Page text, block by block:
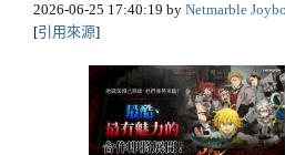
2026-06-25 17:40:19 by Netmarble
[引用來源]